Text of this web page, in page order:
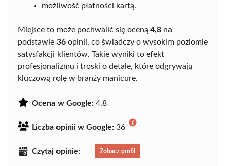
możliwość płatności kartą.
Miejsce to może pochwalić się oceną 4,8 na
podstawie 36 opinii, co świadczy o wysokim poziomie
satysfakcji klientów. Takie wyniki to efekt
profesjonalizmu i troski o detale, które odgrywają
kluczową rolę w branży manicure.
Ocena w Google: 4.8
Liczba opinii w Google: 36
Czytaj opinie: Zobacz profil